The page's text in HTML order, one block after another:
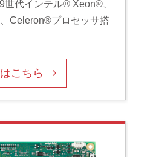
世代インテル® Xeon®、
Celeron®プロセッサ搭
こちら